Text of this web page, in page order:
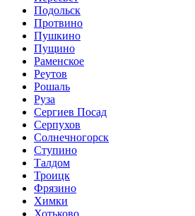
Подольск
Протвино
Пушкино
Пущино
Раменское
Реутов
Рошаль
Руза
Сергиев Посад
Серпухов
Солнечногорск
Ступино
Талдом
Троицк
Фрязино
Химки
Хотьково